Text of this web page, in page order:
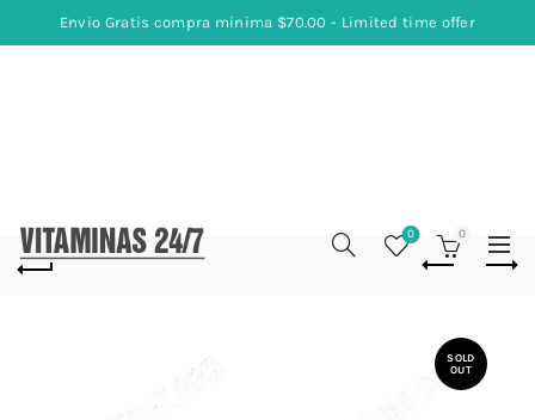
Envio Gratis compra minima $70.00 - Limited time offer
0 0
SOLD
OUT